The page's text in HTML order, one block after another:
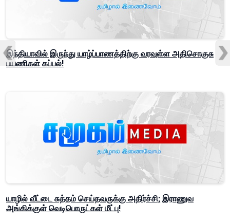
இந்தியாவில் இருந்து யாழ்ப்பாணத்திற்கு வரவுள்ள அதிசொகுசு
பயணிகள் கப்பல்!
யாழில் வீட்டை சுத்தம் செய்தவருக்கு அதிர்ச்சி; இராணுவ
அங்கிக்குள் வெடிபொருட்கள் மீட்பு!